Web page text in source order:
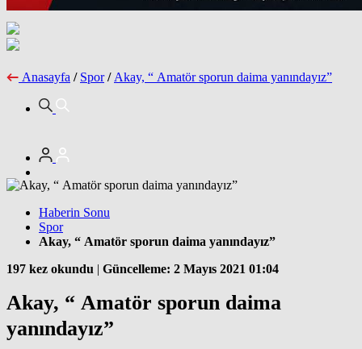
Anasayfa / Spor / Akay, “ Amatör sporun daima yanındayız”
Haberin Sonu
Spor
Akay, “ Amatör sporun daima yanındayız”
197 kez okundu | Güncelleme: 2 Mayıs 2021 01:04
Akay, “ Amatör sporun daima
yanındayız”